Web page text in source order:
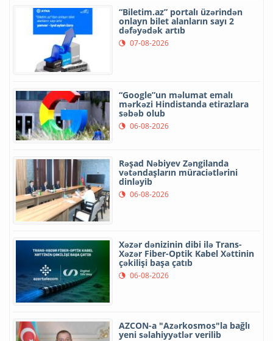
“Biletim.az” portalı üzərindən
onlayn bilet alanların sayı 2
dəfəyədək artıb
07-08-2026
“Google”un məlumat emalı
mərkəzi Hindistanda etirazlara
səbəb olub
06-08-2026
Rəşad Nəbiyev Zəngilanda
vətəndaşların müraciətlərini
dinləyib
06-08-2026
Xəzər dənizinin dibi ilə Trans-
Xəzər Fiber-Optik Kabel Xəttinin
çəkilişi başa çatıb
06-08-2026
AZCON-a "Azərkosmos"la bağlı
yeni səlahiyyətlər verilib